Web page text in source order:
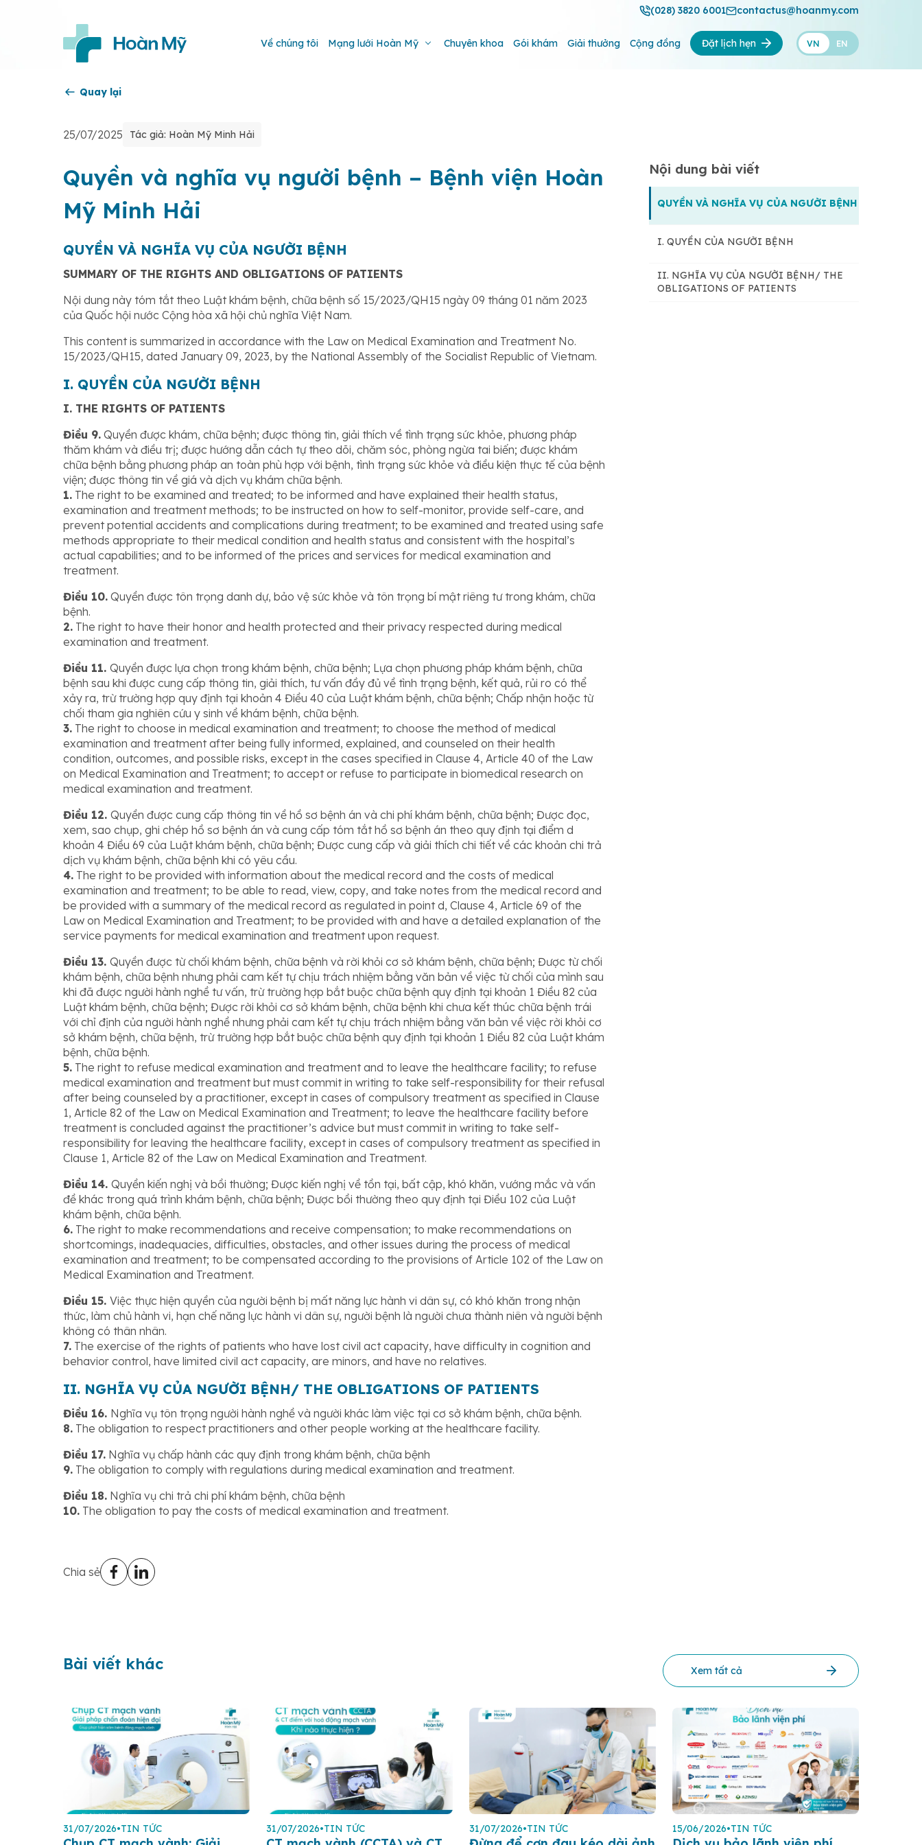
(028) 3820 6001 contactus@hoanmy.com
Về chúng tôi Mạng lưới Hoàn Mỹ Chuyên khoa Gói khám Giải thưởng Cộng đồng Đặt lịch hẹn VN EN
Quay lại
25/07/2025 Tác giả: Hoàn Mỹ Minh Hải
Quyền và nghĩa vụ người bệnh – Bệnh viện Hoàn
Mỹ Minh Hải
QUYỀN VÀ NGHĨA VỤ CỦA NGƯỜI BỆNH
SUMMARY OF THE RIGHTS AND OBLIGATIONS OF PATIENTS
Nội dung này tóm tắt theo Luật khám bệnh, chữa bệnh số 15/2023/QH15 ngày 09 tháng 01 năm 2023
của Quốc hội nước Cộng hòa xã hội chủ nghĩa Việt Nam.
This content is summarized in accordance with the Law on Medical Examination and Treatment No.
15/2023/QH15, dated January 09, 2023, by the National Assembly of the Socialist Republic of Vietnam.
I. QUYỀN CỦA NGƯỜI BỆNH
I. THE RIGHTS OF PATIENTS
Điều 9. Quyền được khám, chữa bệnh; được thông tin, giải thích về tình trạng sức khỏe, phương pháp
thăm khám và điều trị; được hướng dẫn cách tự theo dõi, chăm sóc, phòng ngừa tai biến; được khám
chữa bệnh bằng phương pháp an toàn phù hợp với bệnh, tình trạng sức khỏe và điều kiện thực tế của bệnh
viện; được thông tin về giá và dịch vụ khám chữa bệnh.
1. The right to be examined and treated; to be informed and have explained their health status,
examination and treatment methods; to be instructed on how to self-monitor, provide self-care, and
prevent potential accidents and complications during treatment; to be examined and treated using safe
methods appropriate to their medical condition and health status and consistent with the hospital’s
actual capabilities; and to be informed of the prices and services for medical examination and
treatment.
Điều 10. Quyền được tôn trọng danh dự, bảo vệ sức khỏe và tôn trọng bí mật riêng tư trong khám, chữa
bệnh.
2. The right to have their honor and health protected and their privacy respected during medical
examination and treatment.
Điều 11. Quyền được lựa chọn trong khám bệnh, chữa bệnh; Lựa chọn phương pháp khám bệnh, chữa
bệnh sau khi được cung cấp thông tin, giải thích, tư vấn đầy đủ về tình trạng bệnh, kết quả, rủi ro có thể
xảy ra, trừ trường hợp quy định tại khoản 4 Điều 40 của Luật khám bệnh, chữa bệnh; Chấp nhận hoặc từ
chối tham gia nghiên cứu y sinh về khám bệnh, chữa bệnh.
3. The right to choose in medical examination and treatment; to choose the method of medical
examination and treatment after being fully informed, explained, and counseled on their health
condition, outcomes, and possible risks, except in the cases specified in Clause 4, Article 40 of the Law
on Medical Examination and Treatment; to accept or refuse to participate in biomedical research on
medical examination and treatment.
Điều 12. Quyền được cung cấp thông tin về hồ sơ bệnh án và chi phí khám bệnh, chữa bệnh; Được đọc,
xem, sao chụp, ghi chép hồ sơ bệnh án và cung cấp tóm tắt hồ sơ bệnh án theo quy định tại điểm d
khoản 4 Điều 69 của Luật khám bệnh, chữa bệnh; Được cung cấp và giải thích chi tiết về các khoản chi trả
dịch vụ khám bệnh, chữa bệnh khi có yêu cầu.
4. The right to be provided with information about the medical record and the costs of medical
examination and treatment; to be able to read, view, copy, and take notes from the medical record and
be provided with a summary of the medical record as regulated in point d, Clause 4, Article 69 of the
Law on Medical Examination and Treatment; to be provided with and have a detailed explanation of the
service payments for medical examination and treatment upon request.
Điều 13. Quyền được từ chối khám bệnh, chữa bệnh và rời khỏi cơ sở khám bệnh, chữa bệnh; Được từ chối
khám bệnh, chữa bệnh nhưng phải cam kết tự chịu trách nhiệm bằng văn bản về việc từ chối của mình sau
khi đã được người hành nghề tư vấn, trừ trường hợp bắt buộc chữa bệnh quy định tại khoản 1 Điều 82 của
Luật khám bệnh, chữa bệnh; Được rời khỏi cơ sở khám bệnh, chữa bệnh khi chưa kết thúc chữa bệnh trái
với chỉ định của người hành nghề nhưng phải cam kết tự chịu trách nhiệm bằng văn bản về việc rời khỏi cơ
sở khám bệnh, chữa bệnh, trừ trường hợp bắt buộc chữa bệnh quy định tại khoản 1 Điều 82 của Luật khám
bệnh, chữa bệnh.
5. The right to refuse medical examination and treatment and to leave the healthcare facility; to refuse
medical examination and treatment but must commit in writing to take self-responsibility for their refusal
after being counseled by a practitioner, except in cases of compulsory treatment as specified in Clause
1, Article 82 of the Law on Medical Examination and Treatment; to leave the healthcare facility before
treatment is concluded against the practitioner’s advice but must commit in writing to take self-
responsibility for leaving the healthcare facility, except in cases of compulsory treatment as specified in
Clause 1, Article 82 of the Law on Medical Examination and Treatment.
Điều 14. Quyền kiến nghị và bồi thường; Được kiến nghị về tồn tại, bất cập, khó khăn, vướng mắc và vấn
đề khác trong quá trình khám bệnh, chữa bệnh; Được bồi thường theo quy định tại Điều 102 của Luật
khám bệnh, chữa bệnh.
6. The right to make recommendations and receive compensation; to make recommendations on
shortcomings, inadequacies, difficulties, obstacles, and other issues during the process of medical
examination and treatment; to be compensated according to the provisions of Article 102 of the Law on
Medical Examination and Treatment.
Điều 15. Việc thực hiện quyền của người bệnh bị mất năng lực hành vi dân sự, có khó khăn trong nhận
thức, làm chủ hành vi, hạn chế năng lực hành vi dân sự, người bệnh là người chưa thành niên và người bệnh
không có thân nhân.
7. The exercise of the rights of patients who have lost civil act capacity, have difficulty in cognition and
behavior control, have limited civil act capacity, are minors, and have no relatives.
II. NGHĨA VỤ CỦA NGƯỜI BỆNH/ THE OBLIGATIONS OF PATIENTS
Điều 16. Nghĩa vụ tôn trọng người hành nghề và người khác làm việc tại cơ sở khám bệnh, chữa bệnh.
8. The obligation to respect practitioners and other people working at the healthcare facility.
Điều 17. Nghĩa vụ chấp hành các quy định trong khám bệnh, chữa bệnh
9. The obligation to comply with regulations during medical examination and treatment.
Điều 18. Nghĩa vụ chi trả chi phí khám bệnh, chữa bệnh
10. The obligation to pay the costs of medical examination and treatment.
Chia sẻ
Nội dung bài viết
QUYỀN VÀ NGHĨA VỤ CỦA NGƯỜI BỆNH
I. QUYỀN CỦA NGƯỜI BỆNH
II. NGHĨA VỤ CỦA NGƯỜI BỆNH/ THE
OBLIGATIONS OF PATIENTS
Bài viết khác Xem tất cả
31/07/2026•TIN TỨC 31/07/2026•TIN TỨC 31/07/2026•TIN TỨC 15/06/2026•TIN TỨC